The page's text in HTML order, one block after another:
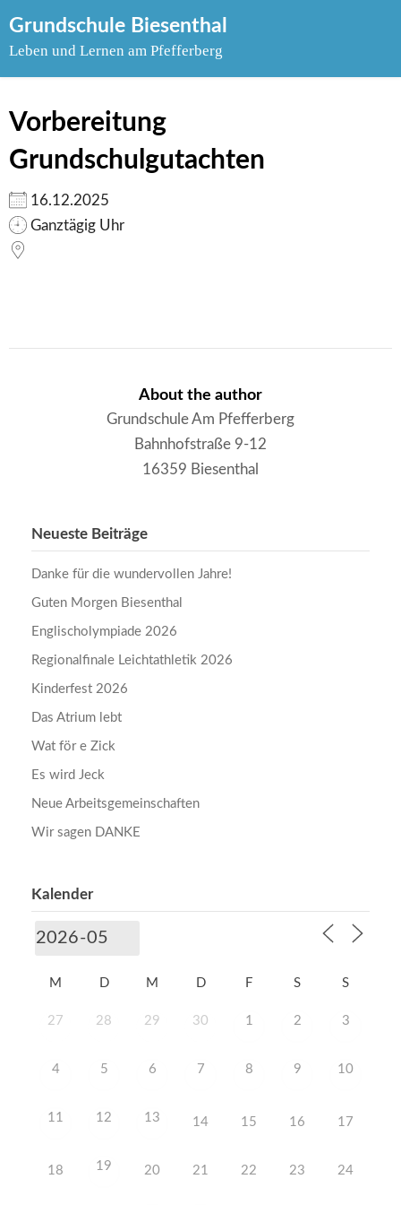
to
Grundschule Biesenthal
Leben und Lernen am Pfefferberg
Vorbereitung
Grundschulgutachten
16.12.2025
Ganztägig Uhr
About the author
Grundschule Am Pfefferberg
Bahnhofstraße 9-12
16359 Biesenthal
Neueste Beiträge
Danke für die wundervollen Jahre!
Guten Morgen Biesenthal
Englischolympiade 2026
Regionalfinale Leichtathletik 2026
Kinderfest 2026
Das Atrium lebt
Wat för e Zick
Es wird Jeck
Neue Arbeitsgemeinschaften
Wir sagen DANKE
Kalender
M D M D F S S
27 28 29 30 1 2 3
4 5 6 7 8 9 10
11 12 13 14 15 16 17
18 19 20 21 22 23 24